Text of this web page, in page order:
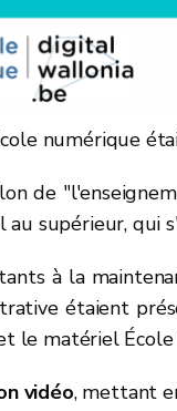
numérique
de
au supérieur, qui
à la
étaient
le matériel
vidéo, mettant